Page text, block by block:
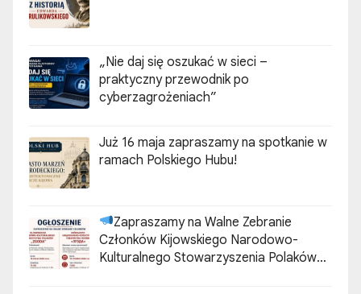
„Nie daj się oszukać w sieci –
praktyczny przewodnik po
cyberzagrożeniach”
Już 16 maja zapraszamy na spotkanie w
ramach Polskiego Hubu!
Zapraszamy na Walne Zebranie
Członków Kijowskiego Narodowo-
Kulturalnego Stowarzyszenia Polaków